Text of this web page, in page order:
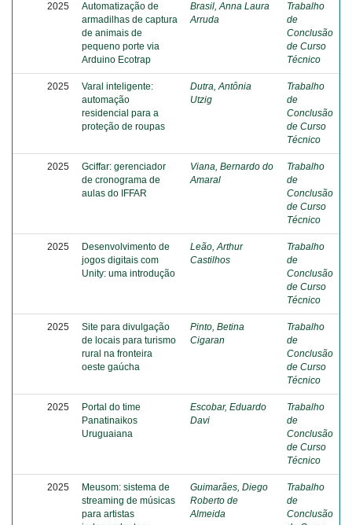
2025
Automatização de
armadilhas de captura
de animais de
pequeno porte via
Arduino Ecotrap
Brasil, Anna Laura
Arruda
Trabalho
de
Conclusão
de Curso
Técnico
2025
Varal inteligente:
automação
residencial para a
proteção de roupas
Dutra, Antônia
Utzig
Trabalho
de
Conclusão
de Curso
Técnico
2025
Gciffar: gerenciador
de cronograma de
aulas do IFFAR
Viana, Bernardo do
Amaral
Trabalho
de
Conclusão
de Curso
Técnico
2025
Desenvolvimento de
jogos digitais com
Unity: uma introdução
Leão, Arthur
Castilhos
Trabalho
de
Conclusão
de Curso
Técnico
2025
Site para divulgação
de locais para turismo
rural na fronteira
oeste gaúcha
Pinto, Betina
Cigaran
Trabalho
de
Conclusão
de Curso
Técnico
2025
Portal do time
Panatinaikos
Uruguaiana
Escobar, Eduardo
Davi
Trabalho
de
Conclusão
de Curso
Técnico
2025
Meusom: sistema de
streaming de músicas
para artistas
Guimarães, Diego
Roberto de
Almeida
Trabalho
de
Conclusão